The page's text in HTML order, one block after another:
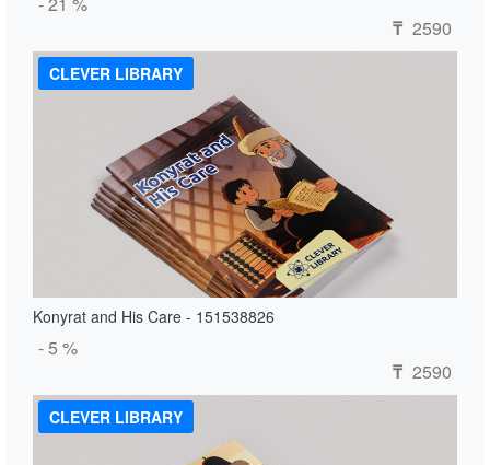
₸ 2590
CLEVER LIBRARY
Konyrat and His Care - 151538826
- 5 %
₸ 2590
CLEVER LIBRARY